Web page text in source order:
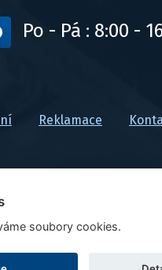
Po - Pá : 8:00 -
Reklamace
Ceny jsou uvedeny vč. DPH
soubory cookies.